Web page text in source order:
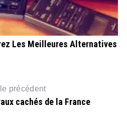
Les Meilleures Alternatives
précédent
cachés de la France